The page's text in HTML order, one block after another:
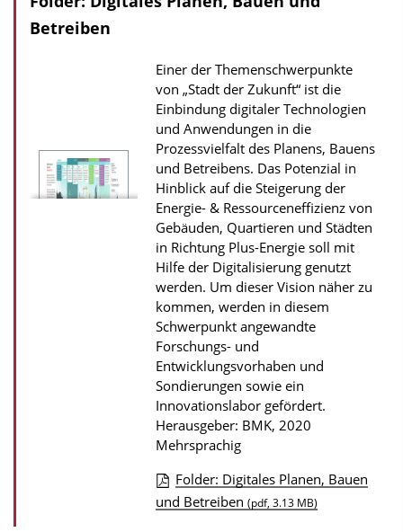
b
l
i
k
a
t
i
o
n
Betreiben
Einer der Themenschwerpunkte
von „Stadt der Zukunft“ ist die
Einbindung digitaler Technologien
und Anwendungen in die
Prozessvielfalt des Planens, Bauens
und Betreibens. Das Potenzial in
Hinblick auf die Steigerung der
Energie- & Ressourceneffizienz von
Gebäuden, Quartieren und Städten
in Richtung Plus-Energie soll mit
Hilfe der Digitalisierung genutzt
werden. Um dieser Vision näher zu
kommen, werden in diesem
Schwerpunkt angewandte
Forschungs- und
Entwicklungsvorhaben und
Sondierungen sowie ein
Innovationslabor gefördert.
Herausgeber: BMK, 2020
Mehrsprachig
D
Folder: Digitales Planen, Bauen
und Betreiben (pdf, 3.13 MB)